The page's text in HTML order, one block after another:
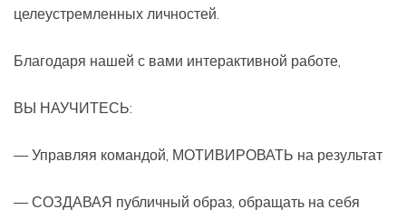
целеустремленных личностей.
Благодаря нашей с вами интерактивной работе,
ВЫ НАУЧИТЕСЬ:
— Управляя командой, МОТИВИРОВАТЬ на результат
— СОЗДАВАЯ публичный образ, обращать на себя